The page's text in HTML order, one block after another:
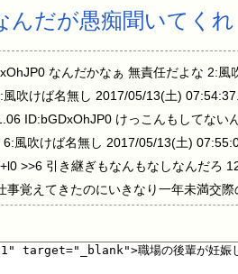
んだが愚痴聞いてくれ
なんだかなぁ 無責任だよな 2:
吹けば名無し 2017/05/13(土)
ID:bGDxOhJP0 けっこんもしてない
風吹けば名無し 2017/05/13(土)
>>6 引き継ぎもなんもなしなんだろ
覚えてきたのにいきなり一年未満交
>>12 常にそういうリスク
無し 2017/05/13(土) 08:23:24.41